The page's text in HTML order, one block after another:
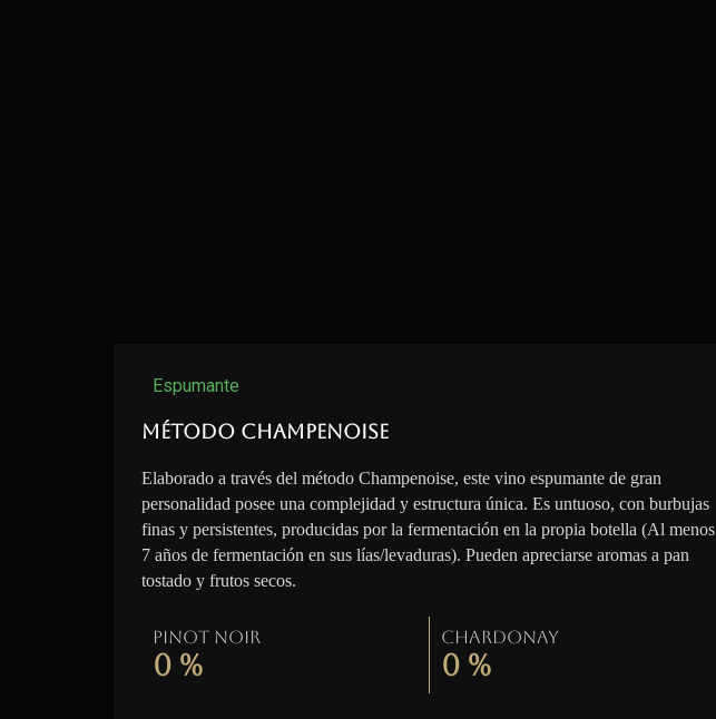
Espumante
Método Champenoise
Elaborado a través del método Champenoise, este vino espumante de gran
personalidad posee una complejidad y estructura única. Es untuoso, con burbujas
finas y persistentes, producidas por la fermentación en la propia botella (Al menos
7 años de fermentación en sus lías/levaduras). Pueden apreciarse aromas a pan
tostado y frutos secos.
Pinot Noir
0 %
Chardonay
0 %